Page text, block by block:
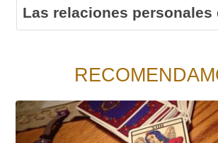
Las relaciones personales